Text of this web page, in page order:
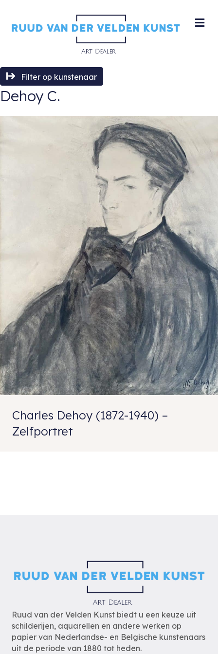
Filter op kunstenaar
Dehoy C.
Charles Dehoy (1872-1940) –
Zelfportret
Ruud van der Velden Kunst biedt u een keuze uit
schilderijen, aquarellen en andere werken op
papier van Nederlandse- en Belgische kunstenaars
uit de periode van 1880 tot heden.